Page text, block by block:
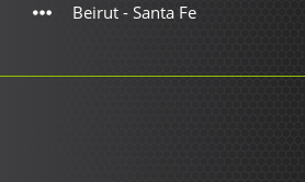
Beirut - Santa Fe